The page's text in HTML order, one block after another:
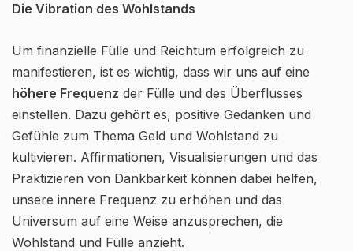
Die Vibration des Wohlstands
Um finanzielle Fülle und Reichtum erfolgreich zu
manifestieren, ist es wichtig, dass wir uns auf eine
höhere Frequenz der Fülle und des Überflusses
einstellen. Dazu gehört es, positive Gedanken und
Gefühle zum Thema Geld und Wohlstand zu
kultivieren. Affirmationen, Visualisierungen und das
Praktizieren von Dankbarkeit können dabei helfen,
unsere innere Frequenz zu erhöhen und das
Universum auf eine Weise anzusprechen, die
Wohlstand und Fülle anzieht.